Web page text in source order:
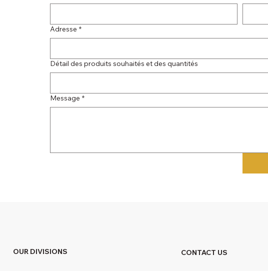
Adresse *
Détail des produits souhaités et des quantités
Message *
OUR DIVISIONS CONTACT US